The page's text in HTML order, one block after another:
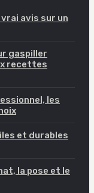
avis sur un
gaspiller
recettes
les
et durables
la pose et le